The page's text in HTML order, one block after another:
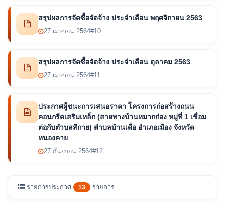
สรุปผลการจัดซื้อจัดจ้าง ประจำเดือน พฤศจิกายน 2563
27 เมษายน 2564#10
สรุปผลการจัดซื้อจัดจ้าง ประจำเดือน ตุลาคม 2563
27 เมษายน 2564#11
ประกาศผู้ชนะการเสนอราคา โครงการก่อสร้างถนน
คอนกรีตเสริมเหล็ก (สายทางบ้านหมากก่อง หมู่ที่ 1 เชื่อม
ต่อกับตำบลสีกาย) ตำบลบ้านเดื่อ อำเภอเมือง จังหวัด
หนองคาย
27 กันยายน 2564#12
รายการประกาศ 13 รายการ